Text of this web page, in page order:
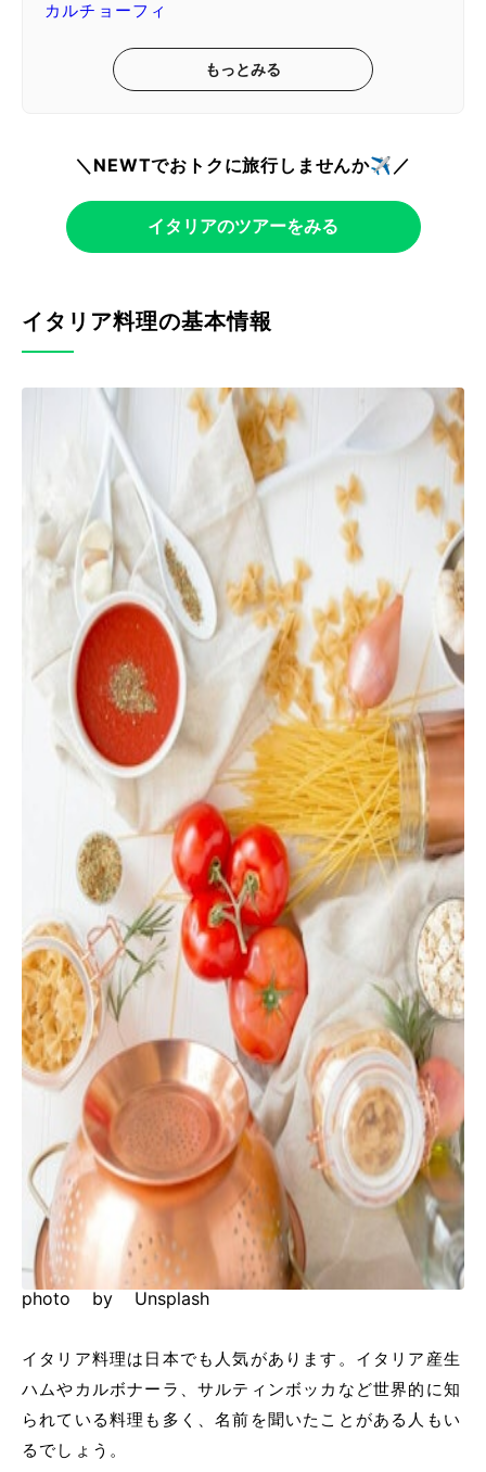
カルチョーフィ
もっとみる
＼NEWTでおトクに旅行しませんか✈️／
イタリアのツアーをみる
イタリア料理の基本情報
photo by Unsplash
イタリア料理は日本でも人気があります。イタリア産生
ハムやカルボナーラ、サルティンボッカなど世界的に知
られている料理も多く、名前を聞いたことがある人もい
るでしょう。